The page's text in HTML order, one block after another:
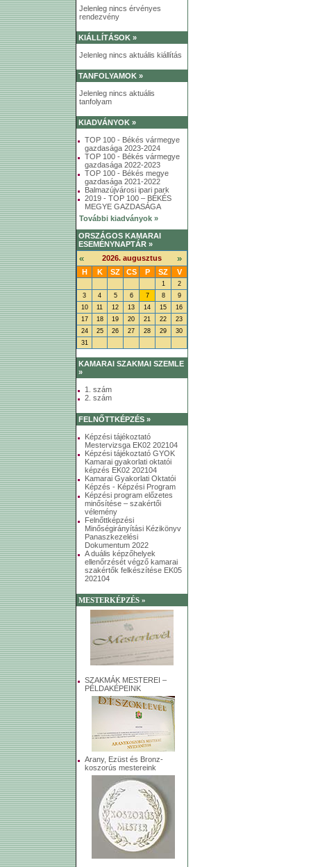
Jelenleg nincs érvényes
rendezvény
KIÁLLÍTÁSOK »
Jelenleg nincs aktuális kiállítás
TANFOLYAMOK »
Jelenleg nincs aktuális
tanfolyam
KIADVÁNYOK »
TOP 100 - Békés vármegye
gazdasága 2023-2024
TOP 100 - Békés vármegye
gazdasága 2022-2023
TOP 100 - Békés megye
gazdasága 2021-2022
Balmazújvárosi ipari park
2019 - TOP 100 – BÉKÉS
MEGYE GAZDASÁGA
További kiadványok »
ORSZÁGOS KAMARAI
ESEMÉNYNAPTÁR »
« 2026. augusztus »
H K SZ CS P SZ V
1
2
3
4 5 6 7 8
9
10
11 12 13 14 15
16
17
18 19 20 21 22
23
24
25 26 27 28 29
30
31
KAMARAI SZAKMAI SZEMLE
»
1. szám
2. szám
FELNŐTTKÉPZÉS »
Képzési tájékoztató
Mestervizsga EK02 202104
Képzési tájékoztató GYOK
Kamarai gyakorlati oktatói
képzés EK02 202104
Kamarai Gyakorlati Oktatói
Képzés - Képzési Program
Képzési program előzetes
minősítése – szakértői
vélemény
Felnőttképzési
Minőségirányítási Kézikönyv
Panaszkezelési
Dokumentum 2022
A duális képzőhelyek
ellenőrzését végző kamarai
szakértők felkészítése EK05
202104
MESTERKÉPZÉS »
SZAKMÁK MESTEREI –
PÉLDAKÉPEINK
Arany, Ezüst és Bronz-
koszorús mestereink